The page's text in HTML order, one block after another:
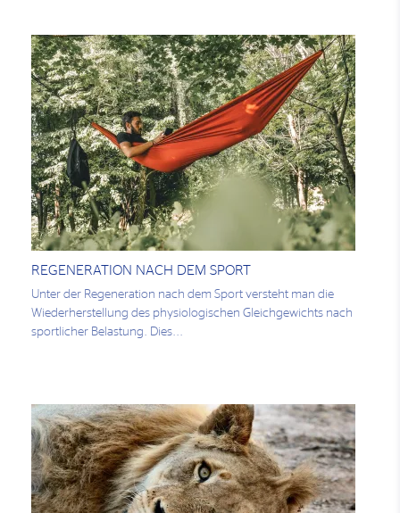
REGENERATION NACH DEM SPORT
Unter der Regeneration nach dem Sport versteht man die
Wiederherstellung des physiologischen Gleichgewichts nach
sportlicher Belastung. Dies...